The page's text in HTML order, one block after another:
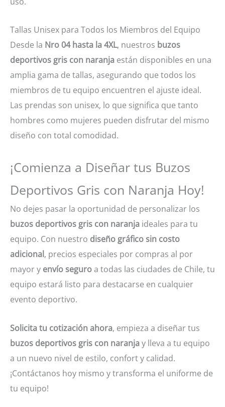
Tallas Unisex para Todos los Miembros del Equipo
Desde la Nro 04 hasta la 4XL, nuestros buzos
deportivos gris con naranja están disponibles en una
amplia gama de tallas, asegurando que todos los
miembros de tu equipo encuentren el ajuste ideal.
Las prendas son unisex, lo que significa que tanto
hombres como mujeres pueden disfrutar del mismo
diseño con total comodidad.
¡Comienza a Diseñar tus Buzos
Deportivos Gris con Naranja Hoy!
No dejes pasar la oportunidad de personalizar los
buzos deportivos gris con naranja ideales para tu
equipo. Con nuestro diseño gráfico sin costo
adicional, precios especiales por compras al por
mayor y envío seguroa todas las ciudades de Chile, tu
equipo estará listo para destacarse en cualquier
evento deportivo.
Solicita tu cotización ahora, empieza a diseñar tus
buzos deportivos gris con naranjay lleva a tu equipo
a un nuevo nivel de estilo, confort y calidad.
¡Contáctanos hoy mismo y transforma el uniforme de
tu equipo!